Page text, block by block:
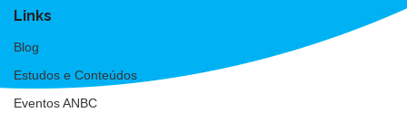
Links
Blog
Estudos e Conteúdos
Eventos ANBC